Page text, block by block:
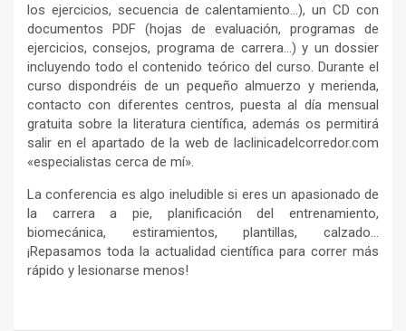
los ejercicios, secuencia de calentamiento…), un CD con
documentos PDF (hojas de evaluación, programas de
ejercicios, consejos, programa de carrera…) y un dossier
incluyendo todo el contenido teórico del curso. Durante el
curso dispondréis de un pequeño almuerzo y merienda,
contacto con diferentes centros, puesta al día mensual
gratuita sobre la literatura científica, además os permitirá
salir en el apartado de la web de laclinicadelcorredor.com
«especialistas cerca de mí».
La conferencia es algo ineludible si eres un apasionado de
la carrera a pie, planificación del entrenamiento,
biomecánica, estiramientos, plantillas, calzado…
¡Repasamos toda la actualidad científica para correr más
rápido y lesionarse menos!